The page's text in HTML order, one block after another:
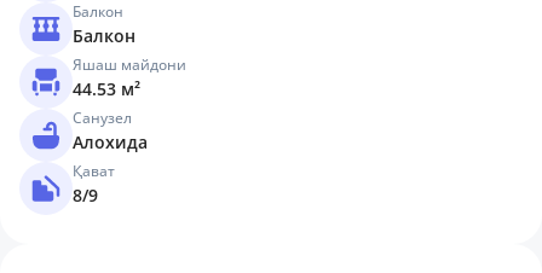
Балкон
Балкон
Яшаш майдони
44.53 м²
Санузел
Алохида
Қават
8/9